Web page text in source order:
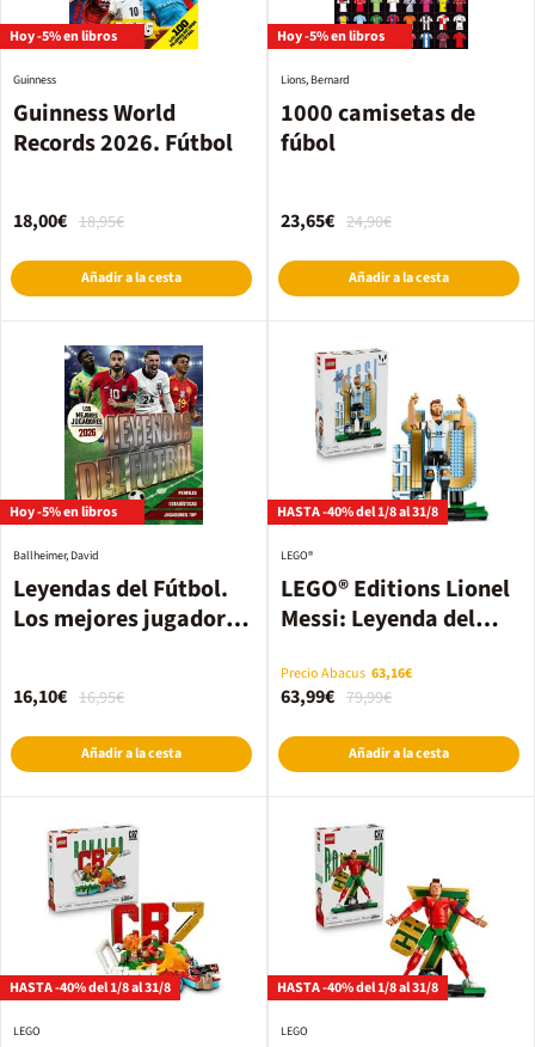
Hoy -5% en libros
Guinness World
Records 2026. Fútbol
Guinness
18,95€
18,00€
Añadir a la cesta
Hoy -5% en libros
1000 camisetas de
fúbol
Lions, Bernard
24,90€
23,65€
Añadir a la cesta
Hoy -5% en libros
Leyendas del Fútbol.
Los mejores jugadores
Ballheimer, David
16,95€
16,10€
Añadir a la cesta
HASTA -40% del 1/8 al 31/8
LEGO® Editions Lionel
Messi: Leyenda del
LEGO®
Precio Abacus 63,16€
79,99€
63,99€
Añadir a la cesta
HASTA -40% del 1/8 al 31/8
LEGO
HASTA -40% del 1/8 al 31/8
LEGO